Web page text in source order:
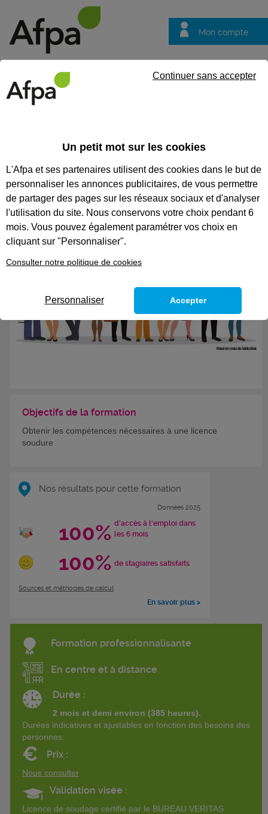
Mon compte
questions
CODES
LICENCE SOUDEUR
Formation certifiante
Objectifs de la formation
Obtenir les compétences nécessaires à une licence
soudure
Nos résultats pour cette formation
Données 2025
100% d'accès à l'emploi dans
les 6 mois
100% de stagiaires satisfaits
Sources et méthodes de calcul
En savoir plus >
Formation professionnalisante
En centre et à distance
Durée :
2 mois et demi environ (385 heures).
Durées indicatives et ajustables en fonction des besoins des
personnes.
€ Prix :
Nous consulter
Validation visée :
Licence de soudage certifié par le BUREAU VERITAS
Un petit mot sur les cookies
L'Afpa et ses partenaires utilisent des cookies dans le but de
personnaliser les annonces publicitaires, de vous permettre
de partager des pages sur les réseaux sociaux et d'analyser
l'utilisation du site. Nous conservons votre choix pendant 6
mois. Vous pouvez également paramétrer vos choix en
cliquant sur "Personnaliser".
Consulter notre politique de cookies
Continuer sans accepter
Personnaliser Accepter